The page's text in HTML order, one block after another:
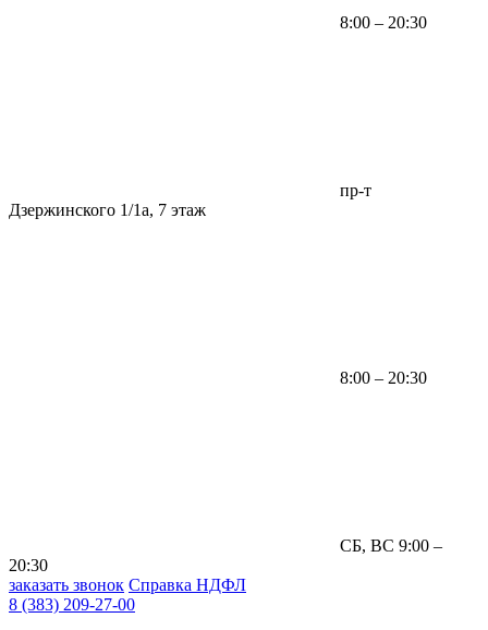
8:00 – 20:30
пр-т
Дзержинского 1/1а, 7 этаж
8:00 – 20:30
СБ, ВС 9:00 –
20:30
заказать звонок Справка НДФЛ
8 (383) 209-27-00